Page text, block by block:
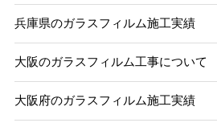
兵庫県のガラスフィルム施工実績
大阪のガラスフィルム工事について
大阪府のガラスフィルム施工実績